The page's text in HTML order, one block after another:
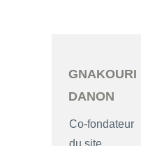
GNAKOURI
DANON
Co-fondateur
du site